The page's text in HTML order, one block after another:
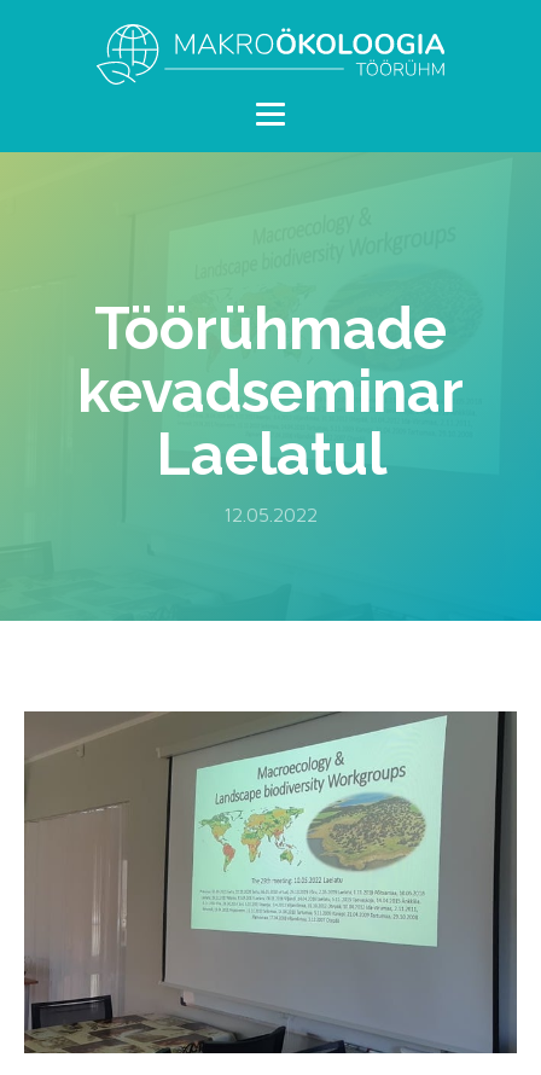
Töörühmade
kevadseminar
Laelatul
12.05.2022